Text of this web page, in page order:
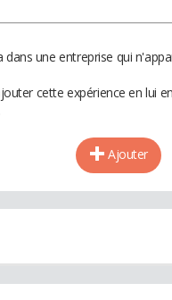
une entreprise qui
cette expérience en lui
Ajouter